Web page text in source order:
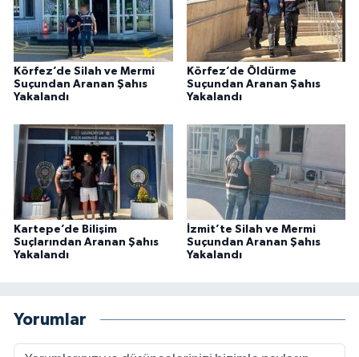
Körfez’de Silah ve Mermi
Suçundan Aranan Şahıs
Yakalandı
Körfez’de Öldürme
Suçundan Aranan Şahıs
Yakalandı
Kartepe’de Bilişim
Suçlarından Aranan Şahıs
Yakalandı
İzmit’te Silah ve Mermi
Suçundan Aranan Şahıs
Yakalandı
Yorumlar